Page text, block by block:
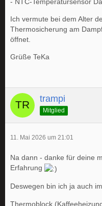
- NTC-Temperatursensor
Ich vermute bei dem Alter
Thermosicherung am
öffnet.
Grüße TeKa
trampi
Mitglied
11. Mai 2026 um 21:01
Na dann - danke für deine
Erfahrung
Deswegen bin ich ja auch
Thermoblock